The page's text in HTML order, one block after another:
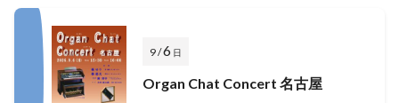
9 /6 日
Organ Chat Concert 名古屋